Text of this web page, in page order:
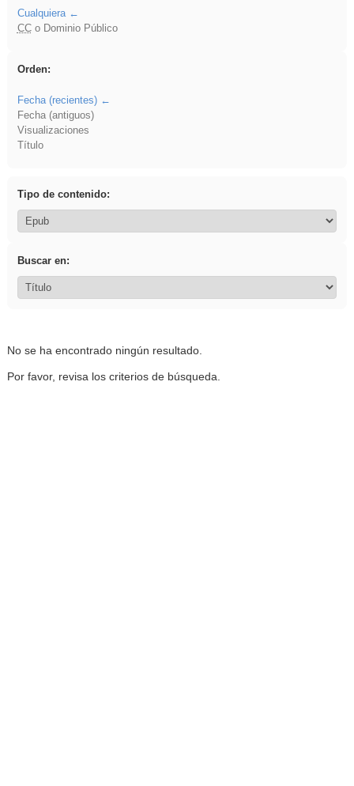
Cualquiera
CCo Dominio Público
Orden:
Fecha (recientes)
Fecha (antiguos)
Visualizaciones
Título
Tipo de contenido:
Buscar en:
No se ha encontrado ningún resultado.
Por favor, revisa los criterios de búsqueda.